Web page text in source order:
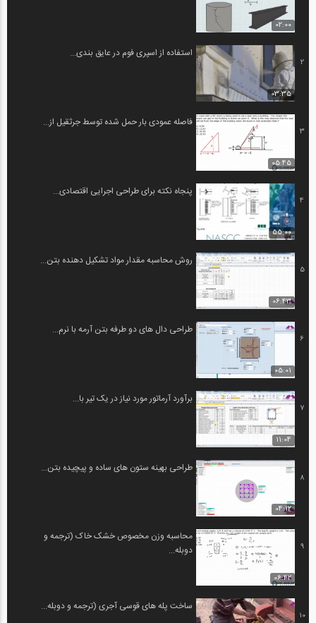
02:00
2
03:35
استفاده از اسپری فوم در عایق بندی...
3
05:45
فاصله عمودی بار حمل شده توسط جرثقیل از...
4
55:00
پنجاه نکته برای طراحی اجرایی اقتصادی...
5
06:43
روش محاسبه مقدار مواد تشکیل دهنده بتن...
6
05:01
طراحی دال های دو طرفه بتن آرمه با نرم...
7
11:04
برآورد آرماتور مورد نیاز در یک تیر با...
8
04:12
طراحی بهینه ستون های ساده و پیچیده بتن...
9
06:42
محاسبه وزن مخصوص خشک خاک (ترجمه و
دوبله...
10
ساخت پله های قوسی آجری (ترجمه و دوبله...